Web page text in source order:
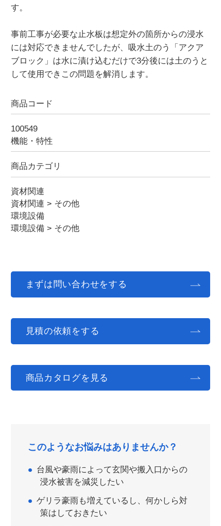
す。
事前工事が必要な止水板は想定外の箇所からの浸水
には対応できませんでしたが、吸水土のう「アクア
ブロック」は水に漬け込むだけで3分後には土のうと
して使用できこの問題を解消します。
商品コード
100549
機能・特性
商品カテゴリ
資材関連
資材関連> その他
環境設備
環境設備> その他
まずは問い合わせをする
見積の依頼をする
商品カタログを見る
このようなお悩みはありませんか？
台風や豪雨によって玄関や搬入口からの
浸水被害を減災したい
ゲリラ豪雨も増えているし、何かしら対
策はしておきたい